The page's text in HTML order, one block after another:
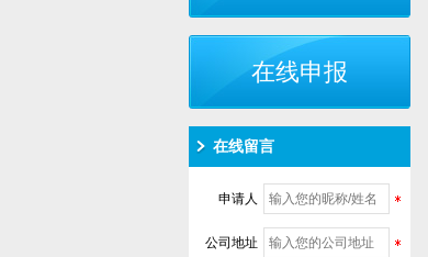
在线申报
在线留言
申请人
公司地址